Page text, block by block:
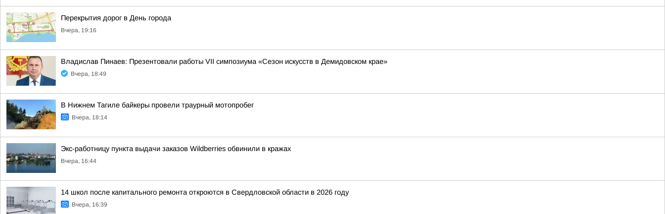
Перекрытия дорог в День города
Вчера, 19:16
Владислав Пинаев: Презентовали работы VII симпозиума «Сезон искусств в Демидовском крае»
Вчера, 18:49
В Нижнем Тагиле байкеры провели траурный мотопробег
Вчера, 18:14
Экс-работницу пункта выдачи заказов Wildberries обвинили в кражах
Вчера, 16:44
14 школ после капитального ремонта откроются в Свердловской области в 2026 году
Вчера, 16:39